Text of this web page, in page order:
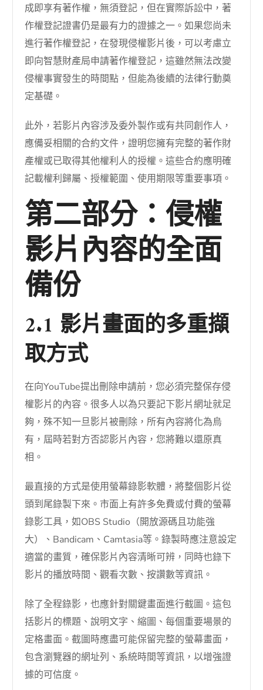
成即享有著作權，無須登記，但在實際訴訟中，著
作權登記證書仍是最有力的證據之一。如果您尚未
進行著作權登記，在發現侵權影片後，可以考慮立
即向智慧財產局申請著作權登記，這雖然無法改變
侵權事實發生的時間點，但能為後續的法律行動奠
定基礎。
此外，若影片內容涉及委外製作或有共同創作人，
應備妥相關的合約文件，證明您擁有完整的著作財
產權或已取得其他權利人的授權。這些合約應明確
記載權利歸屬、授權範圍、使用期限等重要事項。
第二部分：侵權
影片內容的全面
備份
2.1 影片畫面的多重擷
取方式
在向YouTube提出刪除申請前，您必須完整保存侵
權影片的內容。很多人以為只要記下影片網址就足
夠，殊不知一旦影片被刪除，所有內容將化為烏
有，屆時若對方否認影片內容，您將難以還原真
相。
最直接的方式是使用螢幕錄影軟體，將整個影片從
頭到尾錄製下來。市面上有許多免費或付費的螢幕
錄影工具，如OBS Studio（開放源碼且功能強
大）、Bandicam、Camtasia等。錄製時應注意設定
適當的畫質，確保影片內容清晰可辨，同時也錄下
影片的播放時間、觀看次數、按讚數等資訊。
除了全程錄影，也應針對關鍵畫面進行截圖。這包
括影片的標題、說明文字、縮圖、每個重要場景的
定格畫面。截圖時應盡可能保留完整的螢幕畫面，
包含瀏覽器的網址列、系統時間等資訊，以增強證
據的可信度。